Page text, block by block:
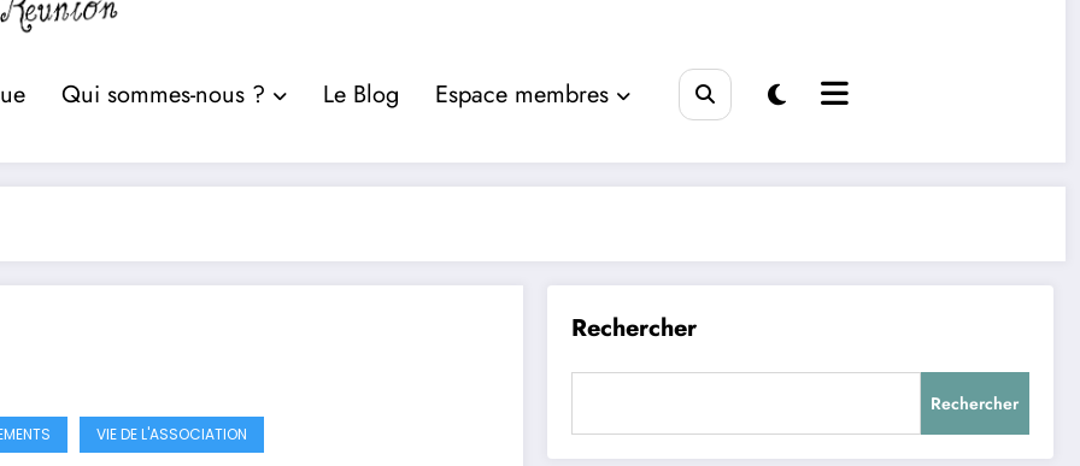
Qui sommes-nous ? Le Blog Espace membres
VIE DE L'ASSOCIATION
Rechercher
Rechercher